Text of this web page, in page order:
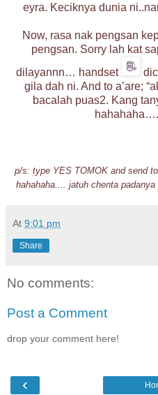
eyra. Keciknya dunia
Now, rasa nak pengsan
pengsan. Sorry lah kat
dilayannn… handset
gila dah ni. And to a’are;
bacalah puas2. Kang
p/s: type YES TOMOK and send
hahahaha.... jatuh chenta padanya
At 9:01 pm
Share
No comments:
Post a Comment
drop your comment here!
‹